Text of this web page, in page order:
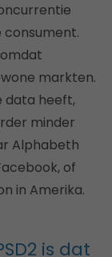
markten.
data heeft,
minder
Alphabeth
of
in Amerika.
is dat